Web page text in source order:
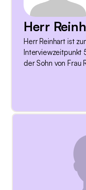
Herr
Herr Reinhart ist
Interviewzeitpunkt
der Sohn von Frau
verfügt
spezifisches
Gesprächs mit
seine Partnerin